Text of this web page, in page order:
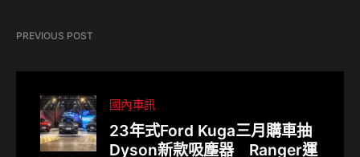
PREVIOUS POST
國內車訊
23年式Ford Kuga三月購車抽
Dyson新款吸塵器 Ranger運